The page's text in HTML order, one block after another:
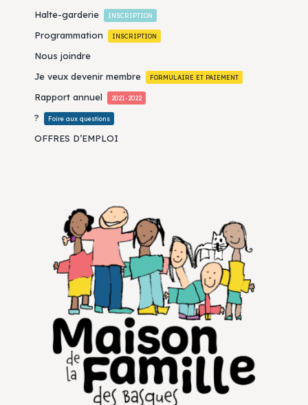
Halte-garderie
INSCRIPTION
Programmation INSCRIPTION
Nous joindre
Je veux devenir membre
FORMULAIRE ET PAIEMENT
Rapport annuel 2021-2022
? Foire aux questions
OFFRES D’EMPLOI